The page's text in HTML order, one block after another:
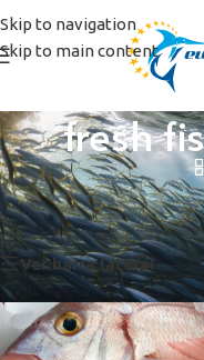
Skip to navigation
Skip to main content
fresh
Inicio/Productos
Mostrando los 5 resultados
Ver barra lateral